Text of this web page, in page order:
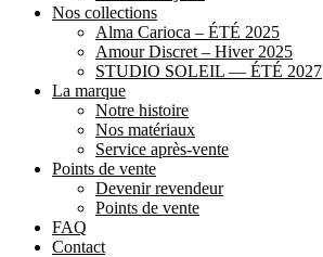
Nos collections
Alma Carioca – ÉTÉ 2025
Amour Discret – Hiver 2025
STUDIO SOLEIL — ÉTÉ 2027
La marque
Notre histoire
Nos matériaux
Service après-vente
Points de vente
Devenir revendeur
Points de vente
FAQ
Contact